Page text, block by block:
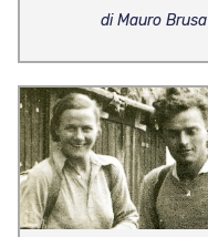
di Mauro Brusa